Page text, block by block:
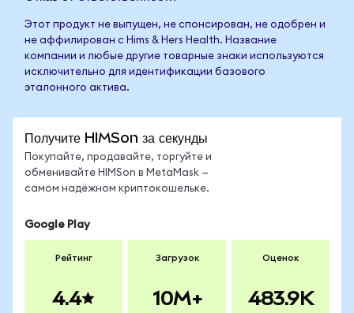
Этот продукт не выпущен, не спонсирован, не одобрен и
не аффилирован с Hims & Hers Health. Название
компании и любые другие товарные знаки используются
исключительно для идентификации базового
эталонного актива.
Получите HIMSon за секунды
Покупайте, продавайте, торгуйте и
обменивайте HIMSon в MetaMask —
самом надёжном криптокошельке.
Google Play
Рейтинг
4.4
Загрузок
10M+
Оценок
483.9K